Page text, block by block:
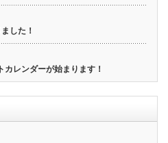
した！
レンダーが始まります！